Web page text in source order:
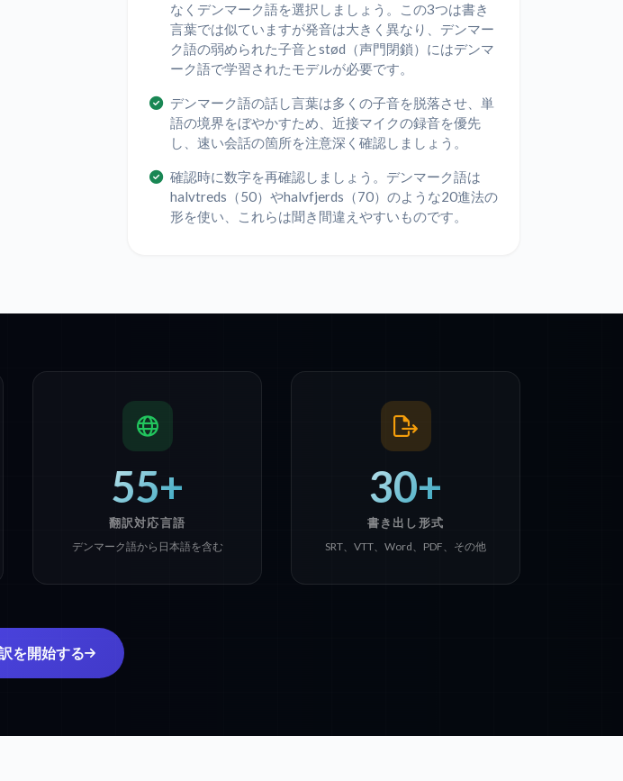
なくデンマーク語を選択しましょう。この3つは書き
言葉では似ていますが発音は大きく異なり、デンマー
ク語の弱められた子音とstød（声門閉鎖）にはデンマ
ーク語で学習されたモデルが必要です。
デンマーク語の話し言葉は多くの子音を脱落させ、単
語の境界をぼやかすため、近接マイクの録音を優先
し、速い会話の箇所を注意深く確認しましょう。
確認時に数字を再確認しましょう。デンマーク語は
halvtreds（50）やhalvfjerds（70）のような20進法の
形を使い、これらは聞き間違えやすいものです。
55+
翻訳対応言語
デンマーク語から日本語を含む
30+
書き出し形式
SRT、VTT、Word、PDF、その他
を開始する